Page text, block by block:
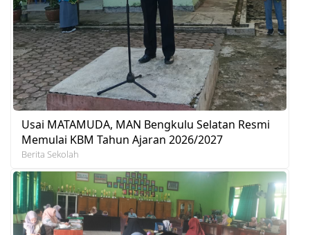
Usai MATAMUDA, MAN Bengkulu Selatan Resmi
Memulai KBM Tahun Ajaran 2026/2027
Berita Sekolah